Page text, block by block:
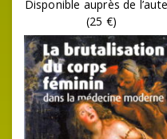
Disponible auprès de
(25 €)